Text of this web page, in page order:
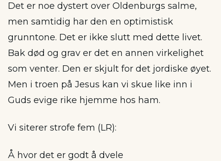
Det er noe dystert over Oldenburgs salme,
men samtidig har den en optimistisk
grunntone. Det er ikke slutt med dette livet.
Bak død og grav er det en annen virkelighet
som venter. Den er skjult for det jordiske øyet.
Men i troen på Jesus kan vi skue like inn i
Guds evige rike hjemme hos ham.
Vi siterer strofe fem (LR):
Å hvor det er godt å dvele